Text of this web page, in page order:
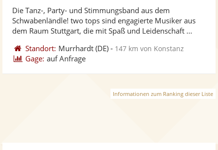
Die Tanz-, Party- und Stimmungsband aus dem
Schwabenländle! two tops sind engagierte Musiker aus
dem Raum Stuttgart, die mit Spaß und Leidenschaft ...
Standort: Murrhardt (DE) - 147 km von Konstanz
Gage: auf Anfrage
Informationen zum Ranking dieser Liste